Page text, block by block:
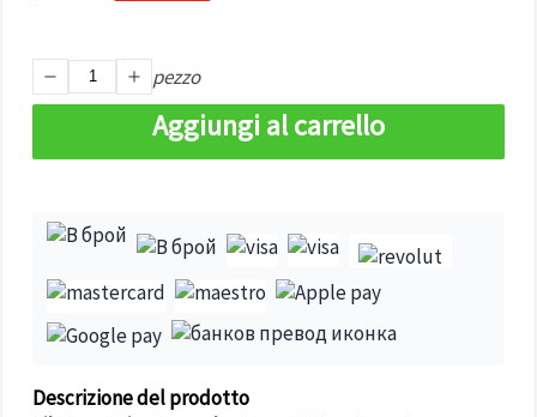
sulla
privacy
Senza il tuo
impostati
tecnicamente
necessari.
art.it/information/about-
cookies
tutto
pezzo
Aggiungi al carrello
Descrizione del prodotto